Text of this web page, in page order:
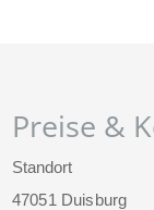
Preise &
Standort
47051 Duisburg